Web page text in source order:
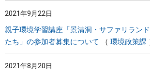
2021年9月22日
親子環境学習講座「景清洞・サファリラン
たち」の参加者募集について
環境政策課
2021年8月20日